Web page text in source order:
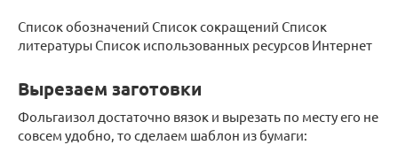
Список обозначений Список сокращений Список
литературы Список использованных ресурсов Интернет
Вырезаем заготовки
Фольгаизол достаточно вязок и вырезать по месту его не
совсем удобно, то сделаем шаблон из бумаги: